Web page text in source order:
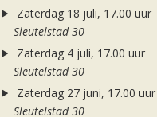
Zaterdag 18 juli, 17.00 uur
Sleutelstad 30
Zaterdag 4 juli, 17.00 uur
Sleutelstad 30
Zaterdag 27 juni, 17.00 uur
Sleutelstad 30